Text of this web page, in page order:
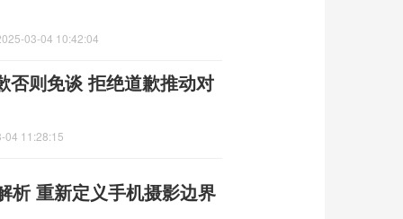
03-04 10:42:04
否则免谈 拒绝道歉推动对
04 11:28:15
析 重新定义手机摄影边界